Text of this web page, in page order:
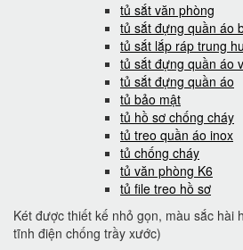
tủ sắt văn phòng
tủ sắt đựng quần áo
tủ sắt lắp ráp trung
tủ sắt đựng quần áo
tủ sắt đựng quần áo
tủ bảo mật
tủ hồ sơ chống cháy
tủ treo quần áo inox
tủ chống cháy
tủ văn phòng K6
tủ file treo hồ sơ
Két được thiết kế nhỏ gọn, màu sắc hài
tĩnh điện chống trầy xước)